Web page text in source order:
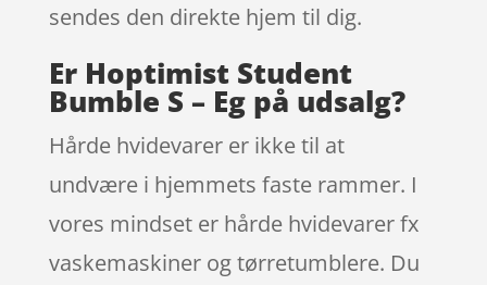
sendes den direkte hjem til dig.
Er Hoptimist Student
Bumble S – Eg på udsalg?
Hårde hvidevarer er ikke til at
undvære i hjemmets faste rammer. I
vores mindset er hårde hvidevarer fx
vaskemaskiner og tørretumblere. Du